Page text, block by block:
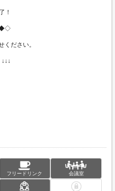
！
ださい。
フリードリンク 会議室